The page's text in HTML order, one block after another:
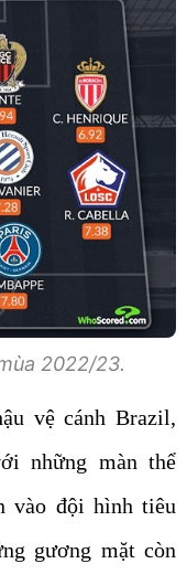
2022/23.
vệ cánh Brazil,
những màn thể
vào đội hình tiêu
gương mặt còn